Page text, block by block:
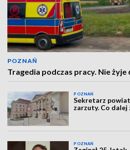
POZNAŃ
Tragedia podczas pracy. Nie żyje
POZNAŃ
Sekretarz
zarzuty. Co
POZNAŃ